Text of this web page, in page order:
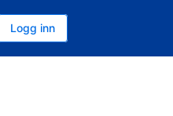
Logg inn